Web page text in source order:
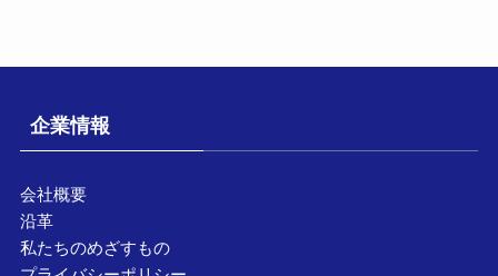
企業情報
会社概要
沿革
私たちのめざすもの